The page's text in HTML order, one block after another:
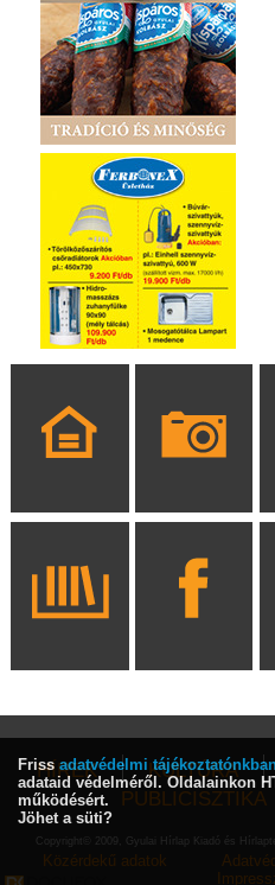
HÍREK KULTÚRA
PUBLICISZTIKA
Copyright© 2009, Gyulai Hírlap Kiadó és
Közérdekű adatok
Friss adatvédelmi
adataid védelméről. Oldalainkon
működésért.
Jöhet a süti?